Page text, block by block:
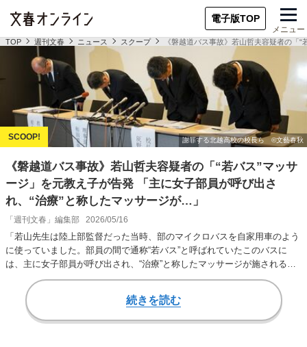
電子版TOP
メニュー
TOP 週刊文春 ニュース スクープ 《磐越道バス事故》若山哲夫容疑者の「
《磐越道バス事故》若山哲夫容疑者の「“若バス”マッサ
ージ」を元教え子が告発 「主に女子部員が呼び出さ
れ、“治療”と称したマッサージが…」
「週刊文春」編集部 2026/05/16
「若山先生は陸上部監督だった当時、部のマイクロバスを自家用車のよう
に使っていました。部員の間で通称“若バス”と呼ばれていたこのバスに
は、主に女子部員が呼び出され、“治療”と称したマッサージが施されるの
ですが……」 こ…
続きを読む